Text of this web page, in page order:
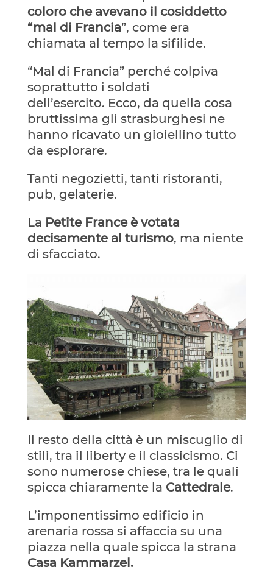
coloro che avevano il cosiddetto
“mal di Francia”, come era
chiamata al tempo la sifilide.
“Mal di Francia” perché colpiva
soprattutto i soldati
dell’esercito. Ecco, da quella cosa
bruttissima gli strasburghesi ne
hanno ricavato un gioiellino tutto
da esplorare.
Tanti negozietti, tanti ristoranti,
pub, gelaterie.
La Petite France è votata
decisamente al turismo, ma niente
di sfacciato.
Il resto della città è un miscuglio di
stili, tra il liberty e il classicismo. Ci
sono numerose chiese, tra le quali
spicca chiaramente la Cattedrale.
L’imponentissimo edificio in
arenaria rossa si affaccia su una
piazza nella quale spicca la strana
Casa Kammarzel.